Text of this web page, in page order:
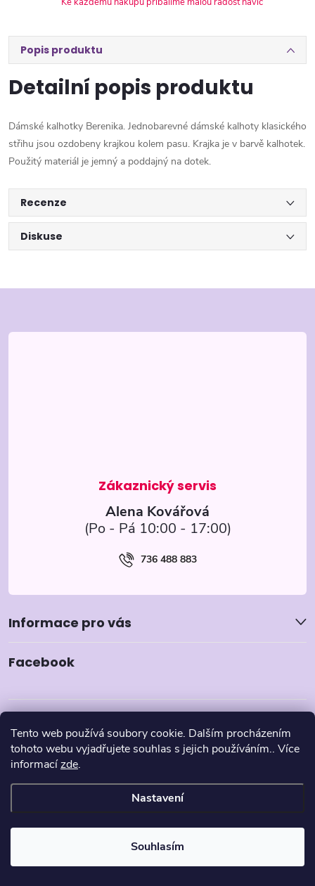
Tento web používá soubory cookie. Dalším procházením
tohoto webu vyjadřujete souhlas s jejich používáním.. Více
informacízde.
Nastavení
Souhlasím
Popis produktu
Detailní popis produktu
Dámské kalhotky Berenika. Jednobarevné dámské kalhoty klasického
střihu jsou ozdobeny krajkou kolem pasu. Krajka je v barvě kalhotek.
Použitý materiál je jemný a poddajný na dotek.
Recenze
Diskuse
á
Alena Kovářová
736 488 883
Informace pro vás
Facebook
Copyright 2026Pyzamka.cz. Všechna práva vyhrazena.